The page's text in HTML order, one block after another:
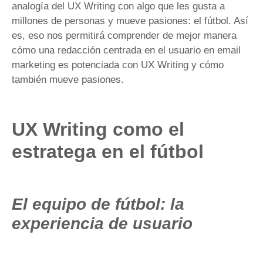
analogía del UX Writing con algo que les gusta a
millones de personas y mueve pasiones: el fútbol. Así
es, eso nos permitirá comprender de mejor manera
cómo una redacción centrada en el usuario en email
marketing es potenciada con UX Writing y cómo
también mueve pasiones.
UX Writing como el
estratega en el fútbol
El equipo de fútbol: la
experiencia de usuario